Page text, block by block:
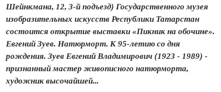
Шейнкмана, 12, 3-й подъезд) Государственного музея
изобразительных искусств Республики Татарстан
состоится открытие выставки «Пикник на обочине».
Евгений Зуев. Натюрморт. К 95-летию со дня
рождения. Зуев Евгений Владимирович (1923 - 1989) -
признанный мастер живописного натюрморта,
художник высочайшей...